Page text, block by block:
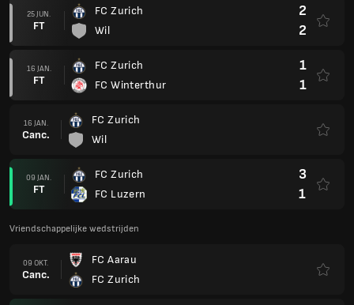
25 JUN.
FT
FC Zurich
Wil
2
2
16 JAN.
FT
FC Zurich
FC Winterthur
1
1
16 JAN.
Canc.
FC Zurich
Wil
09 JAN.
FT
FC Zurich
FC Luzern
3
1
Vriendschappelijke wedstrijden
09 OKT.
Canc.
FC Aarau
FC Zurich